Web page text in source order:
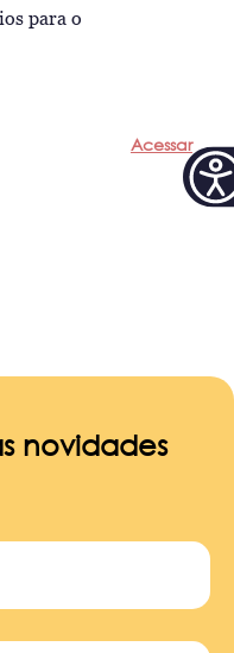
para o
Acessar
novidades